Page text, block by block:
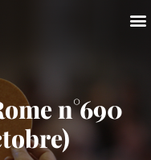
n°690